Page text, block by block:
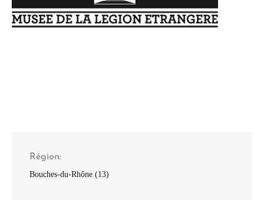
Région
Bouches-du-Rhône (13)